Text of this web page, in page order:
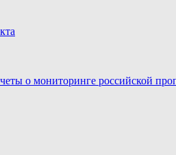
о мониторинге российской